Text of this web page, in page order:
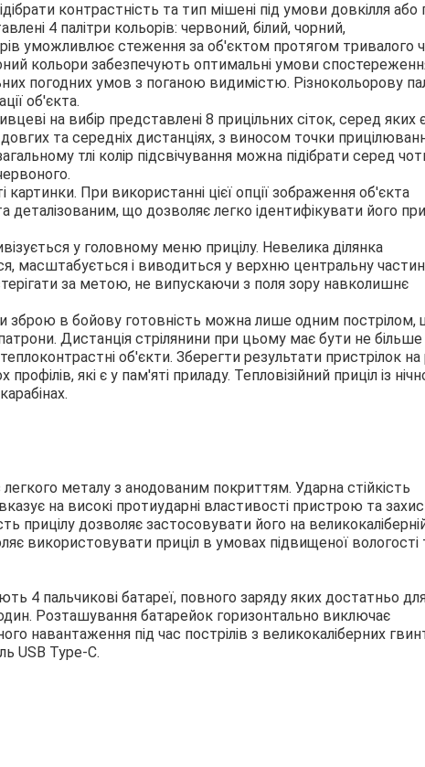
контрастність та тип мішені під умови довкілля або
4 палітри кольорів: червоний, білий, чорний,
уможливлює стеження за об'єктом протягом тривалого
кольори забезпечують оптимальні умови
погодних умов з поганою видимістю. Різнокольорову
об'єкта.
на вибір представлені 8 прицільних сіток, серед яких
довгих та середніх дистанціях, з виносом точки
тлі колір підсвічування можна підібрати серед
При використанні цієї опції зображення об'єкта
що дозволяє легко ідентифікувати його при
у головному меню прицілу. Невелика ділянка
масштабується і виводиться у верхню центральну
за метою, не випускаючи з поля зору навколишнє
зброю в бойову готовність можна лише одним пострілом,
Дистанція стрілянини при цьому має бути не
об'єкти. Зберегти результати пристрілок на
які є у пам'яті приладу. Тепловізійний приціл із
легкого металу з анодованим покриттям. Ударна стійкість
на високі протиударні властивості пристрою та
прицілу дозволяє застосовувати його на
використовувати приціл в умовах підвищеної вологості
4 пальчикові батареї, повного заряду яких достатньо
Розташування батарейок горизонтально виключає
навантаження під час пострілів з великокаліберних
USB Type-C.